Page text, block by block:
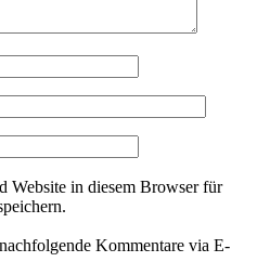
Website in diesem Browser für
Kommentare via E-